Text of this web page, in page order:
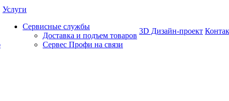
Услуги
Сервисные службы
Доставка и подъем товаров
Сервес Профи на связи
3D Дизайн-проект